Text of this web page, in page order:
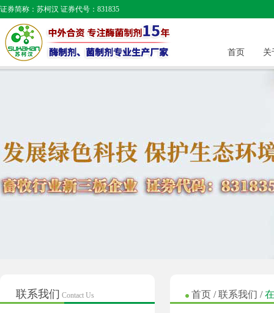
证券简称：苏柯汉 证券代号：831835
首页 关
联系我们 Contact Us 首页 /联系我们 /